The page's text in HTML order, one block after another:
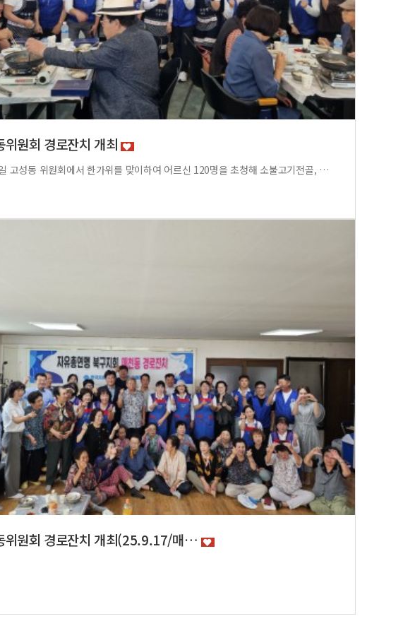
위원회 경로잔치 개최
10월 1일 고성동 위원회에서 한가위를 맞이하여 어르신 120명을 초청해 소불고기전골, 잡채, 떡, 버서튀김등 정성을 다해 준비한 상차림으로 대접하였습니다.
위원회 경로잔치 개최(25.9.17/매…